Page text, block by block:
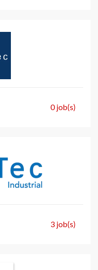
0 job(s)
3 job(s)